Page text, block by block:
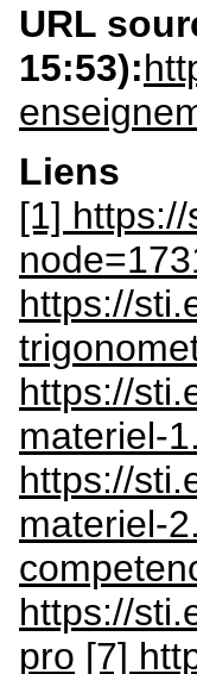
URL
15:53):
Liens
[1]
https://
https://
materiel-
https://
materiel-
https://
pro [7]